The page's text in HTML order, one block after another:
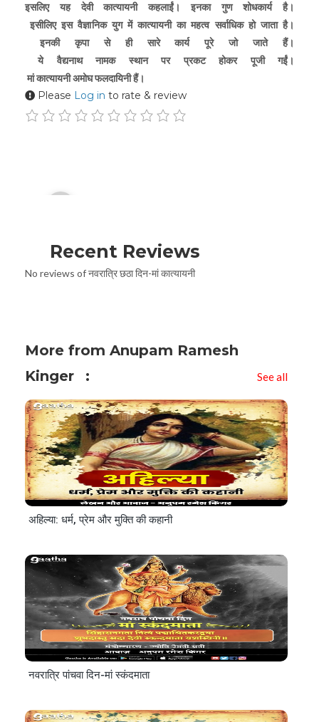
इसलिए यह देवी कात्यायनी कहलाईं। इनका गुण शोधकार्य है।
इसीलिए इस वैज्ञानिक युग में कात्यायनी का महत्व सर्वाधिक हो जाता है।
इनकी कृपा से ही सारे कार्य पूरे जो जाते हैं।
ये वैद्यनाथ नामक स्थान पर प्रकट होकर पूजी गईं।
मां कात्यायनी अमोघ फलदायिनी हैं।
Please Log in to rate & review
Player
Recent Reviews
No reviews of नवरात्रि छठा दिन-मां कात्यायनी
More from Anupam Ramesh
Kinger
See all
अहिल्या: धर्म, प्रेम और मुक्ति की कहानी
नवरात्रि पांचवा दिन-मां स्कंदमाता